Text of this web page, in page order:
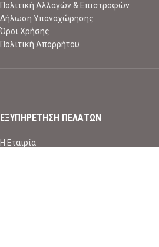
Πολιτική Αλλαγών & Επιστροφών
Δήλωση Υπαναχώρησης
Όροι Χρήσης
Πολιτική Απορρήτου
ΕΞΥΠΗΡΕΤΗΣΗ ΠΕΛΑΤΩΝ
Η Εταιρία